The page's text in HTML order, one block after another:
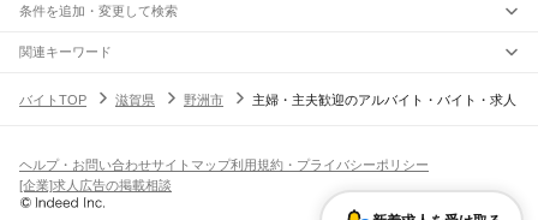
条件を追加・変更して検索
市区町村を追加・変更
滋賀県すべて
駅を追加・変更
米原駅 坂田駅田村駅 長浜駅 虎姫駅河毛駅高月駅木ノ本駅 余呉駅
JR東海道本線(岐阜～美濃赤坂・米原)
柏原駅 近江長岡駅
飲食・フードサービス
飲食・フードサービス
ホールスタッフ
皿洗い・洗い場精肉・鮮魚加工
特徴を追加・変更
人気
関連キーワード
滋賀県 野洲市 主婦・主夫歓迎 軽作業滋賀県 野洲市 主婦・主夫歓迎 50代女性
バイトTOP 滋賀県 野洲市 主婦・主夫歓迎のアルバイト・バイト・求人
ヘルプ・お問い合わせサイトマップ利用規約・プライバシーポリシー
[企業]求人広告の掲載相談